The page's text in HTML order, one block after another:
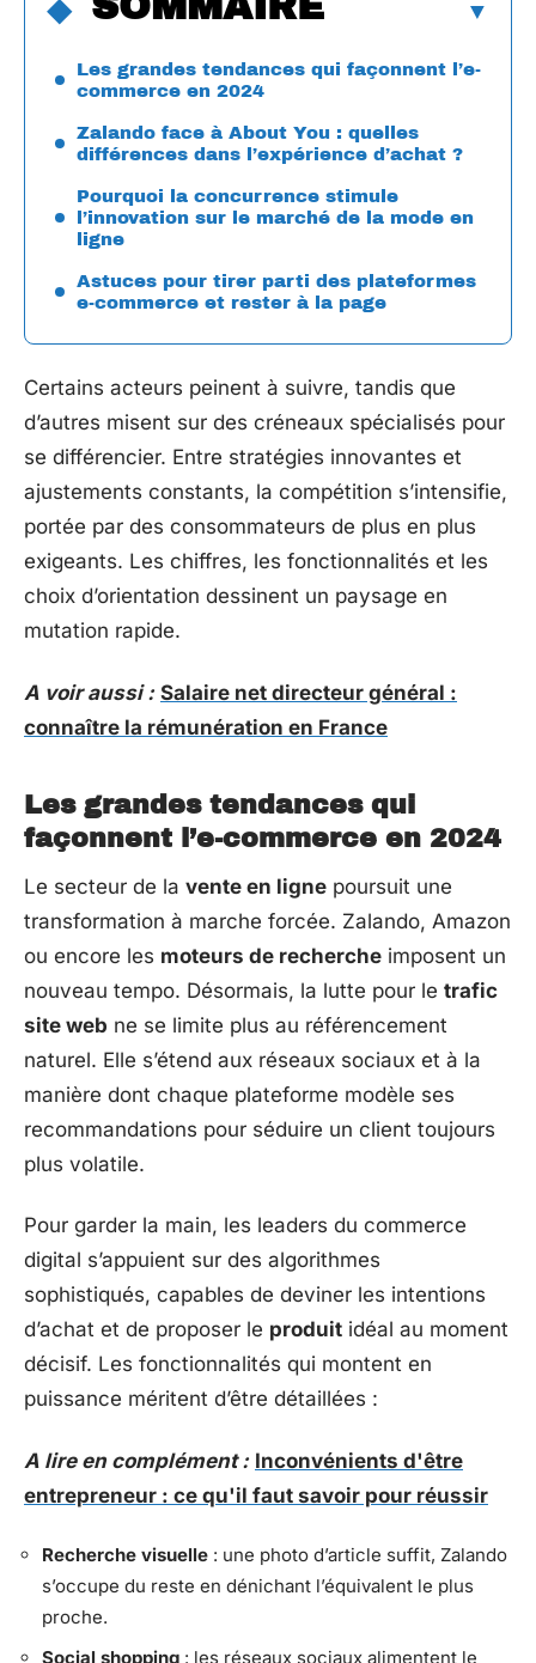
Les grandes tendances qui façonnent l’e-
commerce en 2024
Zalando face à About You : quelles
différences dans l’expérience d’achat ?
Pourquoi la concurrence stimule
l’innovation sur le marché de la mode en
ligne
Astuces pour tirer parti des plateformes
e-commerce et rester à la page
Certains acteurs peinent à suivre, tandis que
d’autres misent sur des créneaux spécialisés pour
se différencier. Entre stratégies innovantes et
ajustements constants, la compétition s’intensifie,
portée par des consommateurs de plus en plus
exigeants. Les chiffres, les fonctionnalités et les
choix d’orientation dessinent un paysage en
mutation rapide.
A voir aussi : Salaire net directeur général :
connaître la rémunération en France
Les grandes tendances qui
façonnent l’e-commerce en 2024
Le secteur de la vente en ligne poursuit une
transformation à marche forcée. Zalando, Amazon
ou encore les moteurs de recherche imposent un
nouveau tempo. Désormais, la lutte pour le trafic
site web ne se limite plus au référencement
naturel. Elle s’étend aux réseaux sociaux et à la
manière dont chaque plateforme modèle ses
recommandations pour séduire un client toujours
plus volatile.
Pour garder la main, les leaders du commerce
digital s’appuient sur des algorithmes
sophistiqués, capables de deviner les intentions
d’achat et de proposer le produit idéal au moment
décisif. Les fonctionnalités qui montent en
puissance méritent d’être détaillées :
A lire en complément : Inconvénients d'être
entrepreneur : ce qu'il faut savoir pour réussir
Recherche visuelle : une photo d’article suffit, Zalando
s’occupe du reste en dénichant l’équivalent le plus
proche.
Social shopping : les réseaux sociaux alimentent le